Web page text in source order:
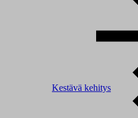
Kestävä kehitys